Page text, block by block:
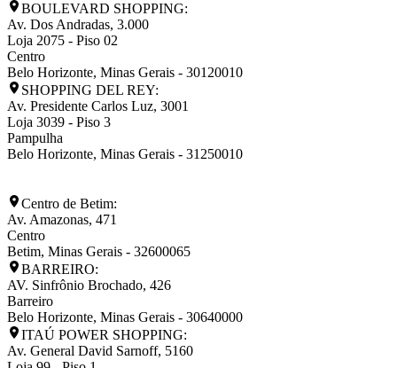
BOULEVARD SHOPPING:
Av. Dos Andradas, 3.000
Loja 2075 - Piso 02
Centro
Belo Horizonte, Minas Gerais - 30120010
SHOPPING DEL REY:
Av. Presidente Carlos Luz, 3001
Loja 3039 - Piso 3
Pampulha
Belo Horizonte, Minas Gerais - 31250010
Centro de Betim:
Av. Amazonas, 471
Centro
Betim, Minas Gerais - 32600065
BARREIRO:
AV. Sinfrônio Brochado, 426
Barreiro
Belo Horizonte, Minas Gerais - 30640000
ITAÚ POWER SHOPPING:
Av. General David Sarnoff, 5160